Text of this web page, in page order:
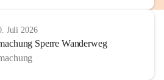
Juli 2026
Sperre Wanderweg